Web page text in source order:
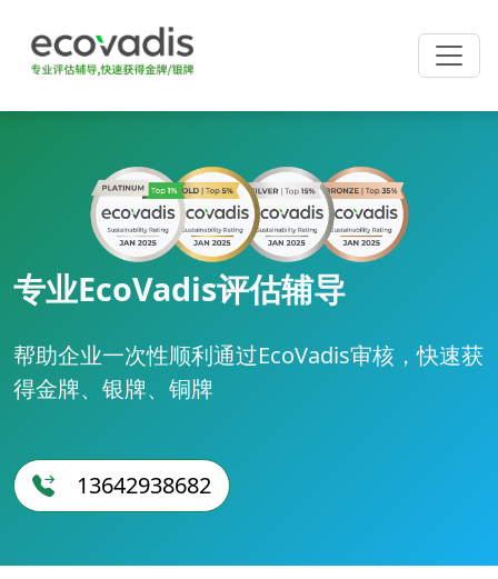
专业EcoVadis评估辅导
帮助企业一次性顺利通过EcoVadis审核，快速获
得金牌、银牌、铜牌
13642938682